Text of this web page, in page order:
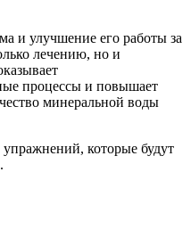
и улучшение его работы за
лечению, но и
процессы и повышает
минеральной воды
которые будут